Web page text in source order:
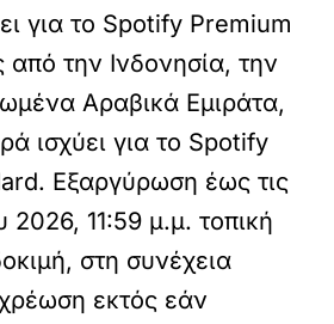
για το Spotify Premium
την Ινδονησία, την
Αραβικά Εμιράτα,
ισχύει για το Spotify
Εξαργύρωση έως τις
2026, 11:59 μ.μ. τοπική
στη συνέχεια
χρέωση εκτός εάν